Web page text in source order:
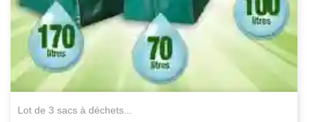
lot de 3 sacs à déchets...